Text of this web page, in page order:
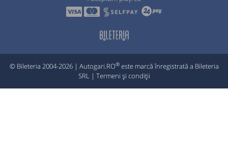
© Bileteria 2004-2026 | Autogari.RO®este marcă înregistrată a Bileteria
SRL | Termeni și condiții